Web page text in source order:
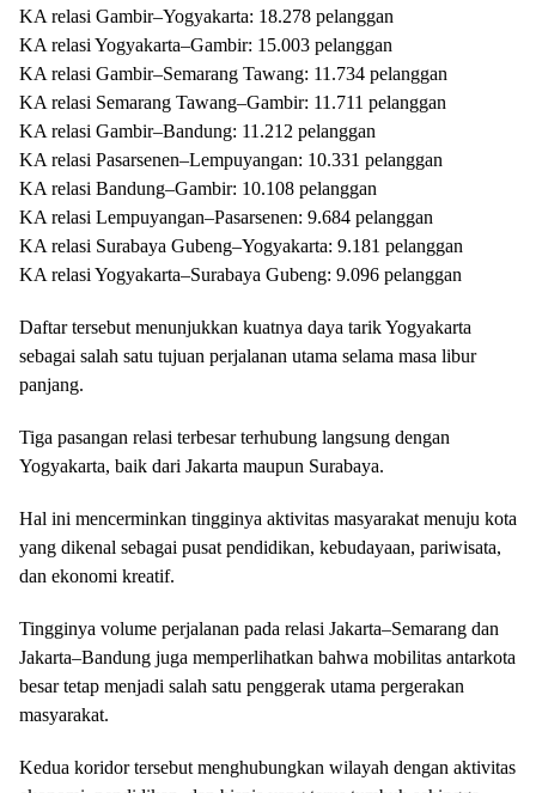
KA relasi Gambir–Yogyakarta: 18.278 pelanggan
KA relasi Yogyakarta–Gambir: 15.003 pelanggan
KA relasi Gambir–Semarang Tawang: 11.734 pelanggan
KA relasi Semarang Tawang–Gambir: 11.711 pelanggan
KA relasi Gambir–Bandung: 11.212 pelanggan
KA relasi Pasarsenen–Lempuyangan: 10.331 pelanggan
KA relasi Bandung–Gambir: 10.108 pelanggan
KA relasi Lempuyangan–Pasarsenen: 9.684 pelanggan
KA relasi Surabaya Gubeng–Yogyakarta: 9.181 pelanggan
KA relasi Yogyakarta–Surabaya Gubeng: 9.096 pelanggan
Daftar tersebut menunjukkan kuatnya daya tarik Yogyakarta
sebagai salah satu tujuan perjalanan utama selama masa libur
panjang.
Tiga pasangan relasi terbesar terhubung langsung dengan
Yogyakarta, baik dari Jakarta maupun Surabaya.
Hal ini mencerminkan tingginya aktivitas masyarakat menuju kota
yang dikenal sebagai pusat pendidikan, kebudayaan, pariwisata,
dan ekonomi kreatif.
Tingginya volume perjalanan pada relasi Jakarta–Semarang dan
Jakarta–Bandung juga memperlihatkan bahwa mobilitas antarkota
besar tetap menjadi salah satu penggerak utama pergerakan
masyarakat.
Kedua koridor tersebut menghubungkan wilayah dengan aktivitas